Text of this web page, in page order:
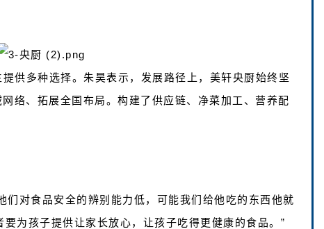
供多种选择。朱昊表示，发展路径上，美轩央厨始终坚
络、拓展全国布局。构建了供应链、净菜加工、营养配
们对食品安全的辨别能力低，可能我们给他吃的东西他就
为孩子提供让家长放心，让孩子吃得更健康的食品。”